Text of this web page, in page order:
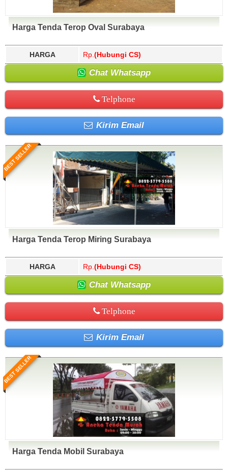
Harga Tenda Terop Oval Surabaya
HARGA Rp. (Hubungi CS)
Chat Whatsapp
Telphone
Kirim Email
BEST SELLER
Harga Tenda Terop Miring Surabaya
HARGA Rp. (Hubungi CS)
Chat Whatsapp
Telphone
Kirim Email
BEST SELLER
Harga Tenda Mobil Surabaya